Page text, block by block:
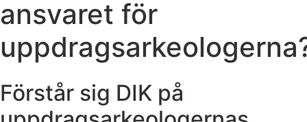
ansvaret för
Förstår sig DIK på